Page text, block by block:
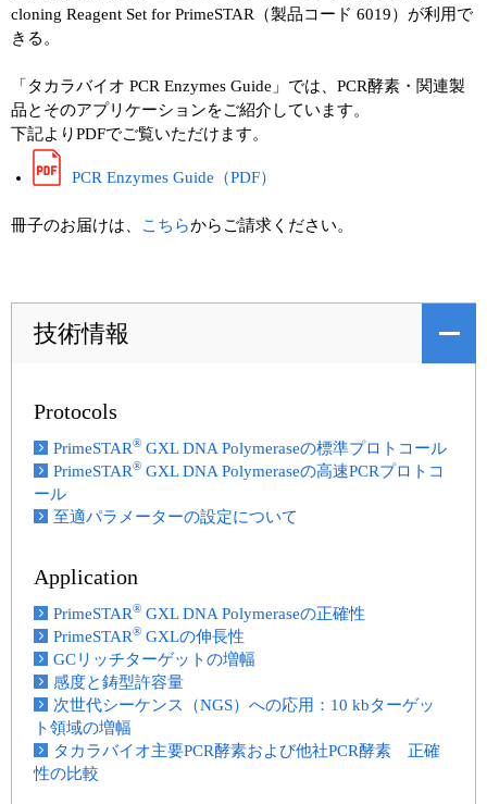
cloning Reagent Set for PrimeSTAR（製品コード 6019）が利用で
きる。
「タカラバイオ PCR Enzymes Guide」では、PCR酵素・関連製
品とそのアプリケーションをご紹介しています。
下記よりPDFでご覧いただけます。
PCR Enzymes Guide（PDF）
冊子のお届けは、 こちらからご請求ください。
技術情報
Protocols
PrimeSTAR® GXL DNA Polymeraseの標準プロトコール
PrimeSTAR® GXL DNA Polymeraseの高速PCRプロトコ
ール
至適パラメーターの設定について
Application
PrimeSTAR® GXL DNA Polymeraseの正確性
PrimeSTAR® GXLの伸長性
GCリッチターゲットの増幅
感度と鋳型許容量
次世代シーケンス（NGS）への応用：10 kbターゲッ
ト領域の増幅
タカラバイオ主要PCR酵素および他社PCR酵素 正確
性の比較